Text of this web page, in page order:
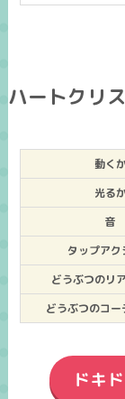
ハートクリ
動く
光る
音
タップアク
どうぶつのリ
どうぶつのコー
ドキ